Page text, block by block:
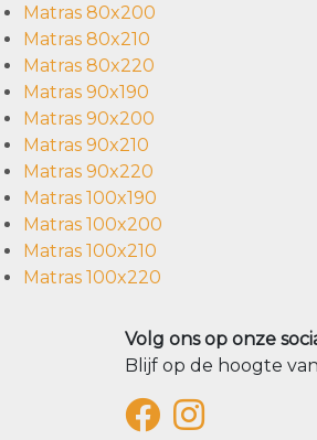
Matras 80x200
Matras 80x210
Matras 80x220
Matras 90x190
Matras 90x200
Matras 90x210
Matras 90x220
Matras 100x190
Matras 100x200
Matras 100x210
Matras 100x220
Volg ons op onze
Blijf op de hoogte